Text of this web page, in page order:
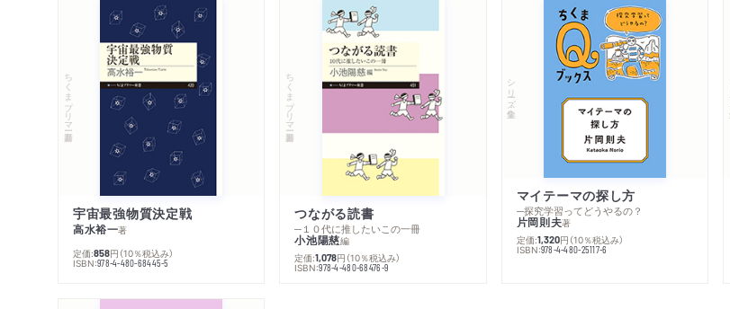
ちくまプリマー新書
宇宙最強物質決定戦
高水裕一著
定価:858円 （10％税込み）
ISBN:978-4-480-68445-5
ちくまプリマー新書
つながる読書
─１０代に推したいこの一冊
小池陽慈編
定価:1,078円 （10％税込み）
ISBN:978-4-480-68476-9
シリーズ・全集
マイテーマの探し方
─探究学習ってどうやるの？
片岡則夫著
定価:1,320円 （10％税込み）
ISBN:978-4-480-25117-6